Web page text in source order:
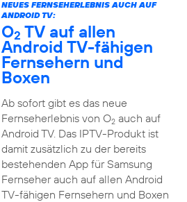
NEUES FERNSEHERLEBNIS AUCH AUF
ANDROID TV:
O2 TV auf allen
Android TV-fähigen
Fernsehern und
Boxen
Ab sofort gibt es das neue
Fernseherlebnis von O2auch auf
Android TV. Das IPTV-Produkt ist
damit zusätzlich zu der bereits
bestehenden App für Samsung
Fernseher auch auf allen Android
TV-fähigen Fernsehern und Boxen